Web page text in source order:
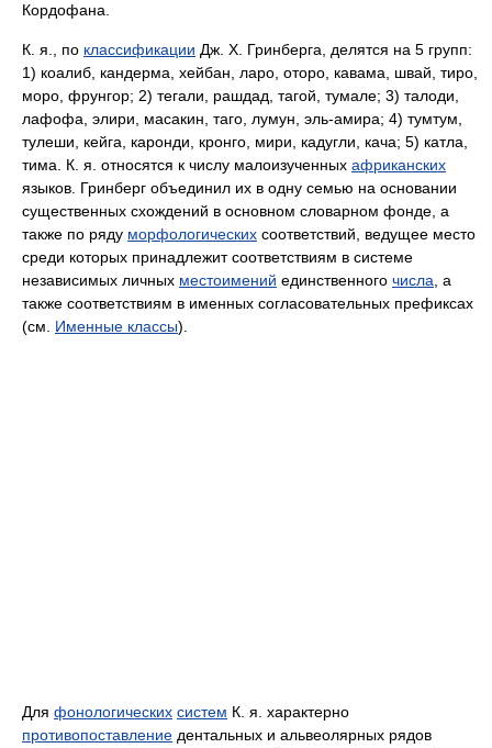
Кордофана.
К. я., по классификации Дж. Х. Гринберга, делятся на 5 групп:
1) коалиб, кандерма, хейбан, ларо, оторо, кавама, швай, тиро,
моро, фрунгор; 2) тегали, рашдад, тагой, тумале; 3) талоди,
лафофа, элири, масакин, таго, лумун, эль-амира; 4) тумтум,
тулеши, кейга, каронди, кронго, мири, кадугли, кача; 5) катла,
тима. К. я. относятся к числу малоизученных африканских
языков. Гринберг объединил их в одну семью на основании
существенных схождений в основном словарном фонде, а
также по ряду морфологических соответствий, ведущее место
среди которых принадлежит соответствиям в системе
независимых личных местоимений единственного числа , а
также соответствиям в именных согласовательных префиксах
(см. Именные классы).
Для фонологических систем К. я. характерно
противопоставление дентальных и альвеолярных рядов